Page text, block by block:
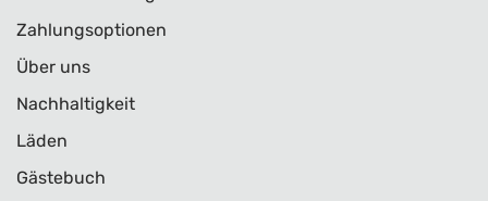
Zahlungsoptionen
Über uns
Nachhaltigkeit
Läden
Gästebuch